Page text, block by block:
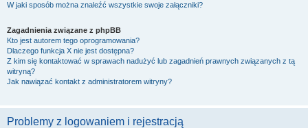
W jaki sposób można znaleźć wszystkie swoje załączniki?
Zagadnienia związane z phpBB
Kto jest autorem tego oprogramowania?
Dlaczego funkcja X nie jest dostępna?
Z kim się kontaktować w sprawach nadużyć lub zagadnień prawnych związanych z tą
witryną?
Jak nawiązać kontakt z administratorem witryny?
Problemy z logowaniem i rejestracją